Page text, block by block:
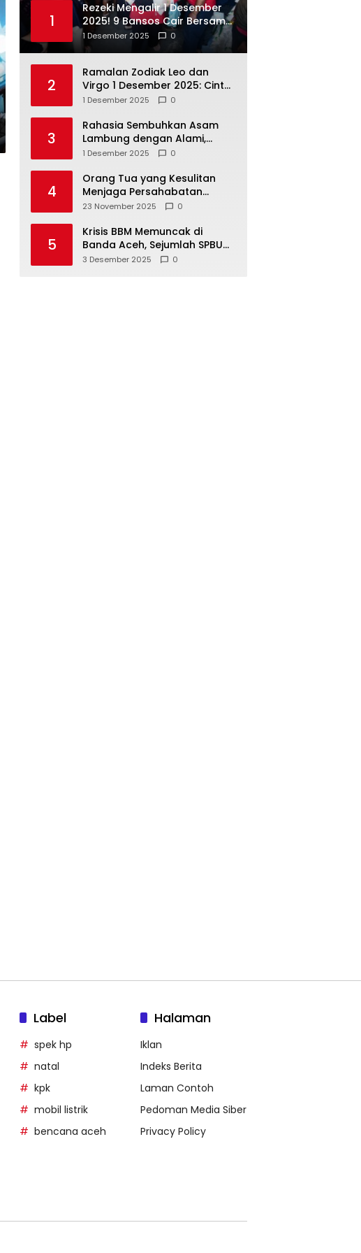
1
Rezeki Mengalir 1 Desember
2025! 9 Bansos Cair Bersama:
PKH, BPNT, dan KKS Mandiri
Double
1 Desember 2025 0
2
Ramalan Zodiak Leo dan
Virgo 1 Desember 2025: Cinta,
Karir, Kesehatan, dan
1 Desember 2025 0
3
Rahasia Sembuhkan Asam
Lambung dengan Alami,
Nomor 4 Disalahpahami
1 Desember 2025 0
4
Orang Tua yang Kesulitan
Menjaga Persahabatan
Biasanya Lakukan 8 Hal Ini
23 November 2025 0
5
Krisis BBM Memuncak di
Banda Aceh, Sejumlah SPBU
Tutup Total
3 Desember 2025 0
Label
spek hp
natal
kpk
mobil listrik
bencana aceh
Halaman
Iklan
Indeks Berita
Laman Contoh
Pedoman Media Siber
Privacy Policy